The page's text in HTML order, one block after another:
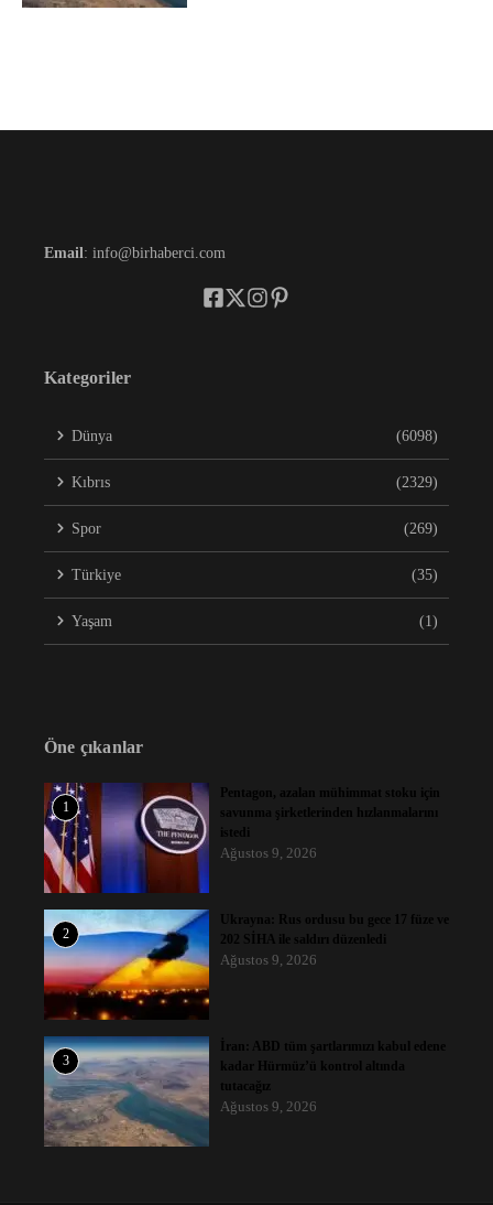
Email : info@birhaberci.com
Kategoriler
Dünya (6098)
Kıbrıs (2329)
Spor (269)
Türkiye (35)
Yaşam (1)
Öne çıkanlar
1
Pentagon, azalan mühimmat stoku için
savunma şirketlerinden hızlanmalarını
istedi
Ağustos 9, 2026
2
Ukrayna: Rus ordusu bu gece 17 füze ve
202 SİHA ile saldırı düzenledi
Ağustos 9, 2026
3
İran: ABD tüm şartlarımızı kabul edene
kadar Hürmüz’ü kontrol altında
tutacağız
Ağustos 9, 2026